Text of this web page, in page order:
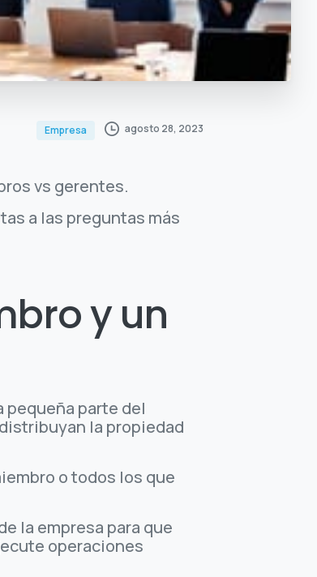
Empresa agosto 28, 2023
vs gerentes.
a las preguntas más
y un
pequeña parte del
la propiedad
o todos los que
la empresa para que
operaciones